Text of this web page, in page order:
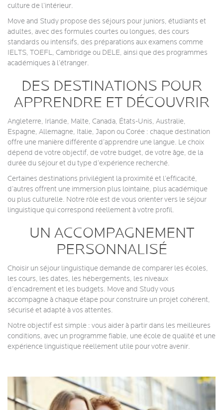
culture de l’intérieur.
Move and Study propose des séjours pour juniors, étudiants et
adultes, avec des formules courtes ou longues, des cours
standards ou intensifs, des préparations aux examens comme
IELTS, TOEFL, Cambridge ou DELE, ainsi que des programmes
académiques à l’étranger.
DES DESTINATIONS POUR
APPRENDRE ET DÉCOUVRIR
Angleterre, Irlande, Malte, Canada, États-Unis, Australie,
Espagne, Allemagne, Italie, Japon ou Corée : chaque destination
offre une manière différente d’apprendre une langue. Le choix
dépend de votre objectif, de votre budget, de votre âge, de la
durée du séjour et du type d’expérience recherché.
Certaines destinations privilégient la proximité et l’efficacité,
d’autres offrent une immersion plus lointaine, plus académique
ou plus culturelle. Notre rôle est de vous orienter vers le séjour
linguistique qui correspond réellement à votre profil.
UN ACCOMPAGNEMENT
PERSONNALISÉ
Choisir un séjour linguistique demande de comparer les écoles,
les cours, les dates, les hébergements, les niveaux
d’encadrement et les budgets. Move and Study vous
accompagne à chaque étape pour construire un projet cohérent,
sécurisé et adapté à vos attentes.
Notre objectif est simple : vous aider à partir dans les meilleures
conditions, avec un programme fiable, une école de qualité et une
expérience linguistique réellement utile pour votre avenir.